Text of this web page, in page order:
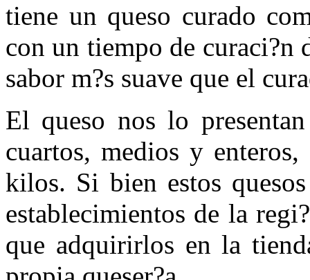
tiene un queso curado
con un tiempo de curaci?n
sabor m?s suave que el
El queso nos lo
cuartos, medios y
kilos. Si bien estos
establecimientos de la
que adquirirlos en la